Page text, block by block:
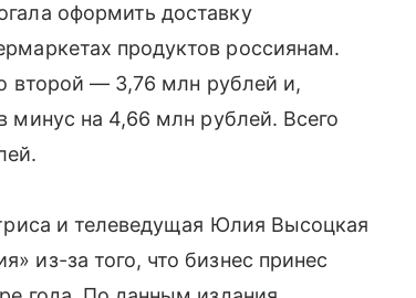
оформить доставку
продуктов россиянам.
второй — 3,76 млн рублей и,
минус на 4,66 млн рублей. Всего
и телеведущая Юлия Высоцкая
из-за того, что бизнес принес